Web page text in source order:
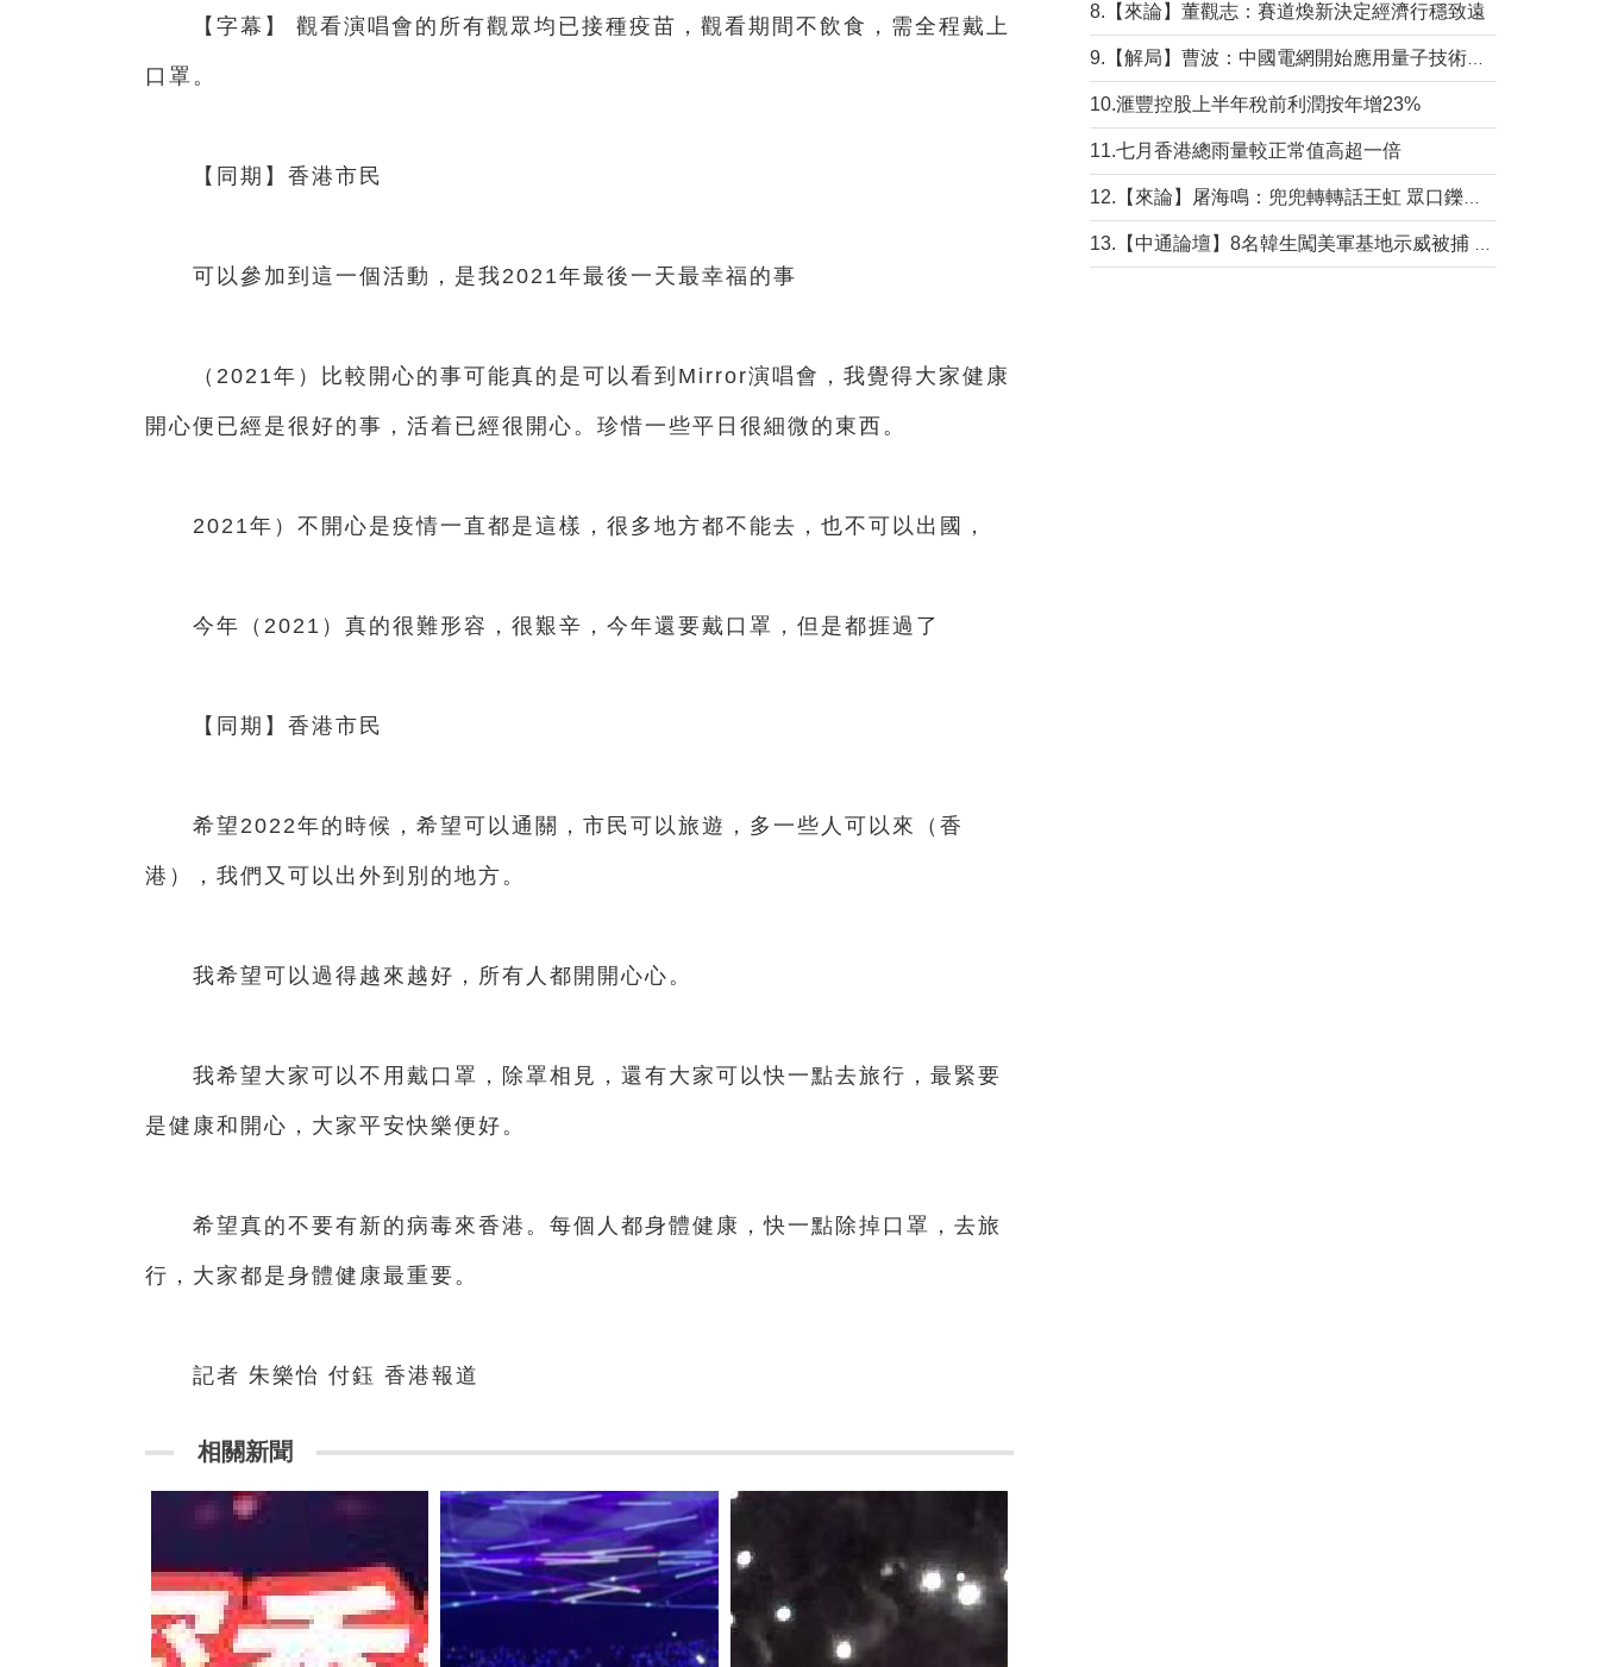
【字幕】 觀看演唱會的所有觀眾均已接種疫苗，觀看期間不飲食，需全程戴上
口罩。
【同期】香港市民
可以參加到這一個活動，是我2021年最後一天最幸福的事
（2021年）比較開心的事可能真的是可以看到Mirror演唱會，我覺得大家健康
開心便已經是很好的事，活着已經很開心。珍惜一些平日很細微的東西。
2021年）不開心是疫情一直都是這樣，很多地方都不能去，也不可以出國，
今年（2021）真的很難形容，很艱辛，今年還要戴口罩，但是都捱過了
【同期】香港市民
希望2022年的時候，希望可以通關，市民可以旅遊，多一些人可以來（香
港），我們又可以出外到別的地方。
我希望可以過得越來越好，所有人都開開心心。
我希望大家可以不用戴口罩，除罩相見，還有大家可以快一點去旅行，最緊要
是健康和開心，大家平安快樂便好。
希望真的不要有新的病毒來香港。每個人都身體健康，快一點除掉口罩，去旅
行，大家都是身體健康最重要。
記者 朱樂怡 付鈺 香港報道
相關新聞
8.【來論】董觀志：賽道煥新決定經濟行穩致遠
10.滙豐控股上半年稅前利潤按年增23%
11.七月香港總雨量較正常值高超一倍